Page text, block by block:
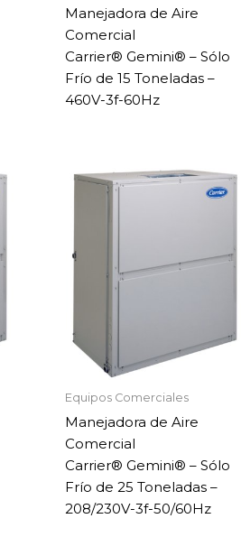
Manejadora de Aire
Comercial
Carrier® Gemini® – Sólo
Frío de 15 Toneladas –
460V-3f-60Hz
Equipos Comerciales
Manejadora de Aire
Comercial
Carrier® Gemini® – Sólo
Frío de 25 Toneladas –
208/230V-3f-50/60Hz